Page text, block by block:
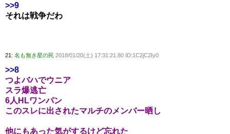
>>9
それは戦争だわ
21: 名も無き星の民 2018/01/20(土) 17:31:21.80 ID:1C2jC2Iy0
>>8
つよバハでウニア
スラ爆逃亡
6人HLワンパン
このスレに出されたマルチのメンバー晒し
他にもあった気がするけど忘れた